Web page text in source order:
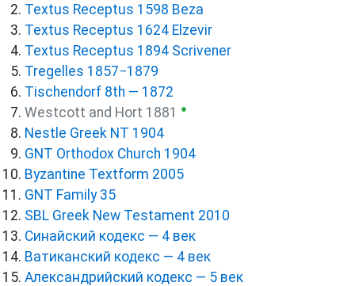
Textus Receptus 1598 Beza
Textus Receptus 1624 Elzevir
Textus Receptus 1894 Scrivener
Tregelles 1857−1879
Tischendorf 8th — 1872
Westcott and Hort 1881 ●
Nestle Greek NT 1904
GNT Orthodox Church 1904
Byzantine Textform 2005
GNT Family 35
SBL Greek New Testament 2010
Синайский кодекс — 4 век
Ватиканский кодекс — 4 век
Александрийский кодекс — 5 век